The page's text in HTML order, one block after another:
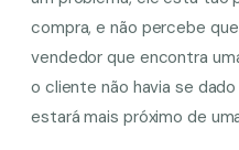
compra, e não percebe
vendedor que encontra
o cliente não havia se
estará mais próximo de